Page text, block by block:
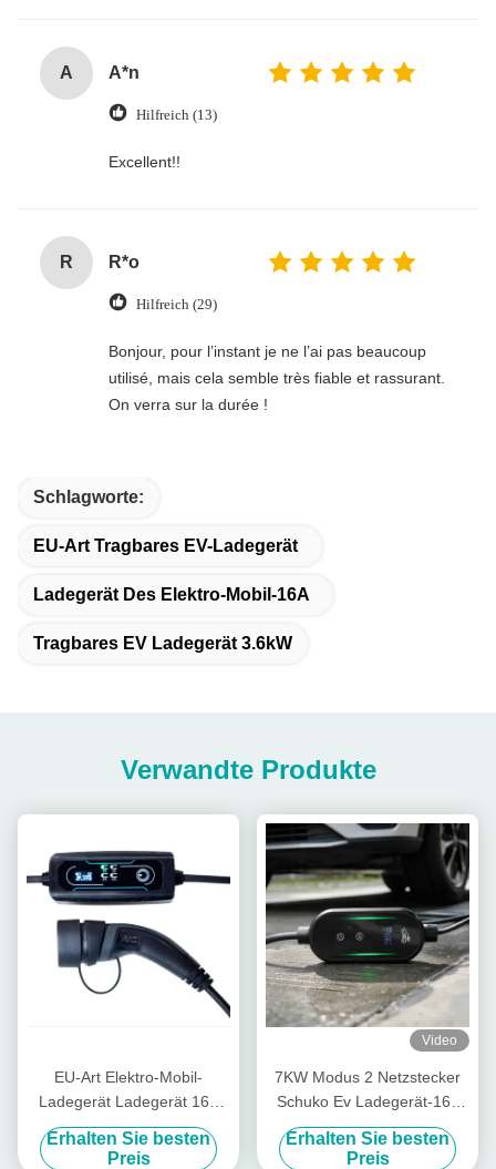
A A*n
Hilfreich (13)
Excellent!!
R R*o
Hilfreich (29)
Bonjour, pour l’instant je ne l’ai pas beaucoup
utilisé, mais cela semble très fiable et rassurant.
On verra sur la durée !
Schlagworte:
EU-Art Tragbares EV-Ladegerät
Ladegerät Des Elektro-Mobil-16A
Tragbares EV Ladegerät 3.6kW
Verwandte Produkte
EU-Art Elektro-Mobil-
Ladegerät Ladegerät 16A
3.6kW tragbare EV
Erhalten Sie besten
Preis
Video
7KW Modus 2 Netzstecker
Schuko Ev Ladegerät-16a
mit Temperaturfühler
Erhalten Sie besten
Preis